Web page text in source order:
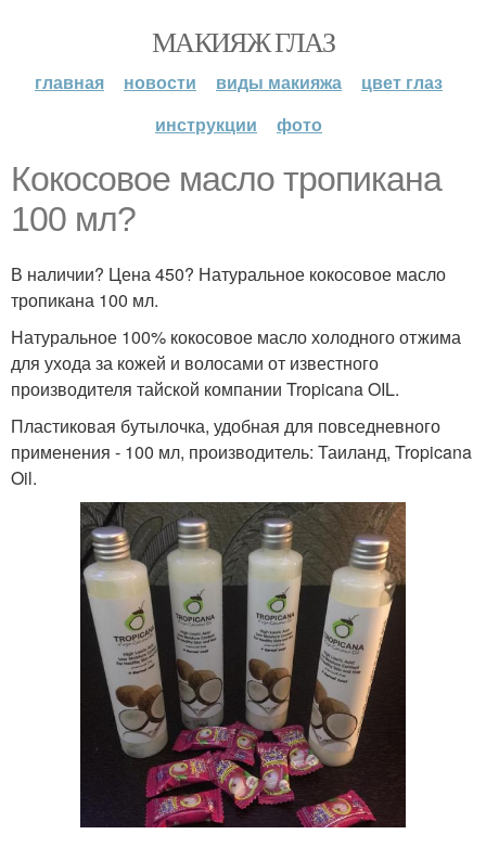
МАКИЯЖ ГЛАЗ
главная новости виды макияжа
цвет глаз
инструкции
фото
Кокосовое масло тропикана
100 мл?
В наличии? Цена 450? Натуральное кокосовое масло
тропикана 100 мл.
Натуральное 100% кокосовое масло холодного отжима
для ухода за кожей и волосами от известного
производителя тайской компании Tropicana OIL.
Пластиковая бутылочка, удобная для повседневного
применения - 100 мл, производитель: Таиланд, Tropicana
Oil.